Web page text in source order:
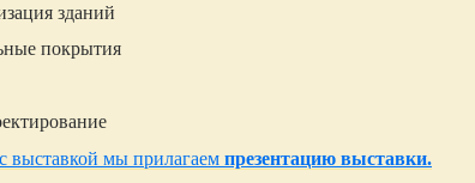
зданий
покрытия
выставкой мы прилагаем презентацию выставки.